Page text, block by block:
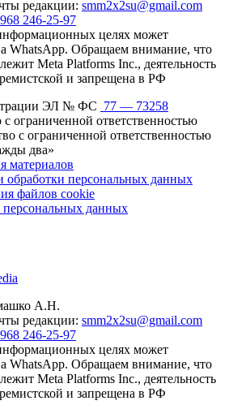
редакции: smm2x2su@gmail.com
246-25-97
целях может
WhatsApp. Обращаем внимание, что
Meta Platforms Inc., деятельность
и запрещена в РФ
ЭЛ № ФС 77 — 73258
ограниченной ответственностью
с ограниченной ответственностью
два»
материалов
персональных данных
файлов cookie
персональных данных
А.Н.
редакции: smm2x2su@gmail.com
246-25-97
целях может
WhatsApp. Обращаем внимание, что
Meta Platforms Inc., деятельность
и запрещена в РФ